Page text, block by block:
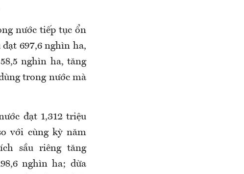
nước tiếp tục ổn
697,6 nghìn ha,
nghìn ha, tăng
trong nước mà
đạt 1,312 triệu
với cùng kỳ năm
sầu riêng tăng
nghìn ha; dừa